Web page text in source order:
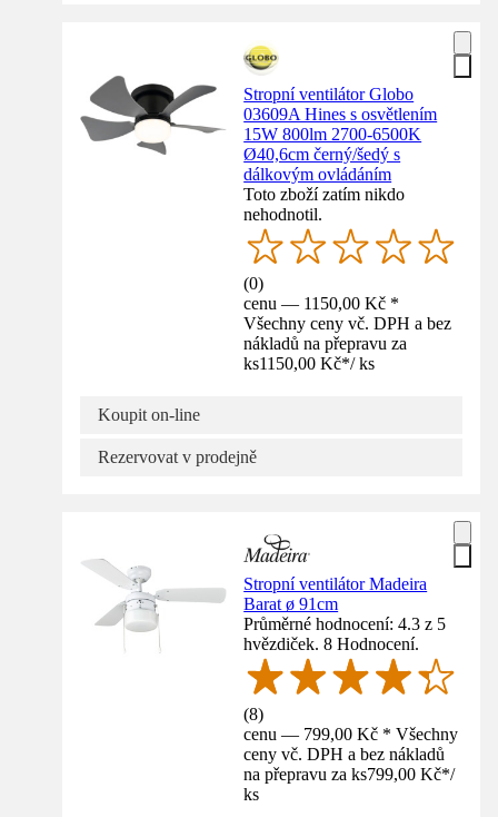
Stropní ventilátor Globo
03609A Hines s osvětlením
15W 800lm 2700-6500K
Ø40,6cm černý/šedý s
dálkovým ovládáním
Toto zboží zatím nikdo
nehodnotil.
(0)
cenu — 1150,00 Kč *
Všechny ceny vč. DPH a bez
nákladů na přepravu za
ks1150,00 Kč*/ ks
Koupit on-line
Rezervovat v prodejně
Stropní ventilátor Madeira
Barat ø 91cm
Průměrné hodnocení: 4.3 z 5
hvězdiček. 8 Hodnocení.
(8)
cenu — 799,00 Kč * Všechny
ceny vč. DPH a bez nákladů
na přepravu za ks799,00 Kč*/
ks